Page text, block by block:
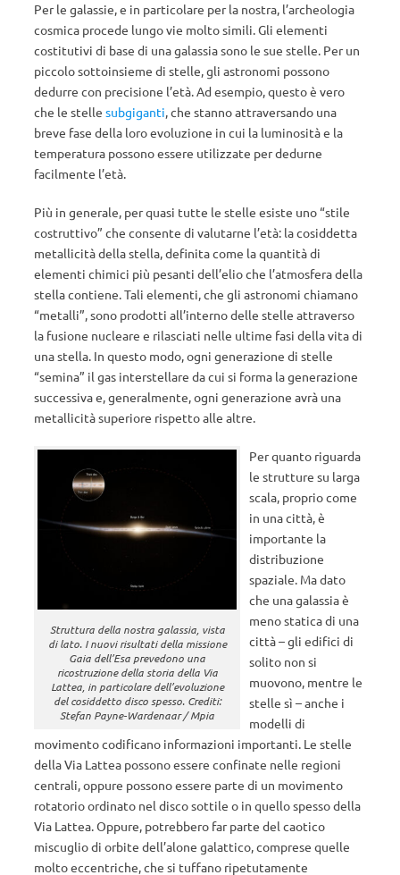
Per le galassie, e in particolare per la nostra, l’archeologia
cosmica procede lungo vie molto simili. Gli elementi
costitutivi di base di una galassia sono le sue stelle. Per un
piccolo sottoinsieme di stelle, gli astronomi possono
dedurre con precisione l’età. Ad esempio, questo è vero
che le stelle subgiganti, che stanno attraversando una
breve fase della loro evoluzione in cui la luminosità e la
temperatura possono essere utilizzate per dedurne
facilmente l’età.
Più in generale, per quasi tutte le stelle esiste uno “stile
costruttivo” che consente di valutarne l’età: la cosiddetta
metallicità della stella, definita come la quantità di
elementi chimici più pesanti dell’elio che l’atmosfera della
stella contiene. Tali elementi, che gli astronomi chiamano
“metalli”, sono prodotti all’interno delle stelle attraverso
la fusione nucleare e rilasciati nelle ultime fasi della vita di
una stella. In questo modo, ogni generazione di stelle
“semina” il gas interstellare da cui si forma la generazione
successiva e, generalmente, ogni generazione avrà una
metallicità superiore rispetto alle altre.
Struttura della nostra galassia, vista
di lato. I nuovi risultati della missione
Gaia dell’Esa prevedono una
ricostruzione della storia della Via
Lattea, in particolare dell’evoluzione
del cosiddetto disco spesso. Crediti:
Stefan Payne-Wardenaar / Mpia
Per quanto riguarda
le strutture su larga
scala, proprio come
in una città, è
importante la
distribuzione
spaziale. Ma dato
che una galassia è
meno statica di una
città – gli edifici di
solito non si
muovono, mentre le
stelle sì – anche i
modelli di
movimento codificano informazioni importanti. Le stelle
della Via Lattea possono essere confinate nelle regioni
centrali, oppure possono essere parte di un movimento
rotatorio ordinato nel disco sottile o in quello spesso della
Via Lattea. Oppure, potrebbero far parte del caotico
miscuglio di orbite dell’alone galattico, comprese quelle
molto eccentriche, che si tuffano ripetutamente